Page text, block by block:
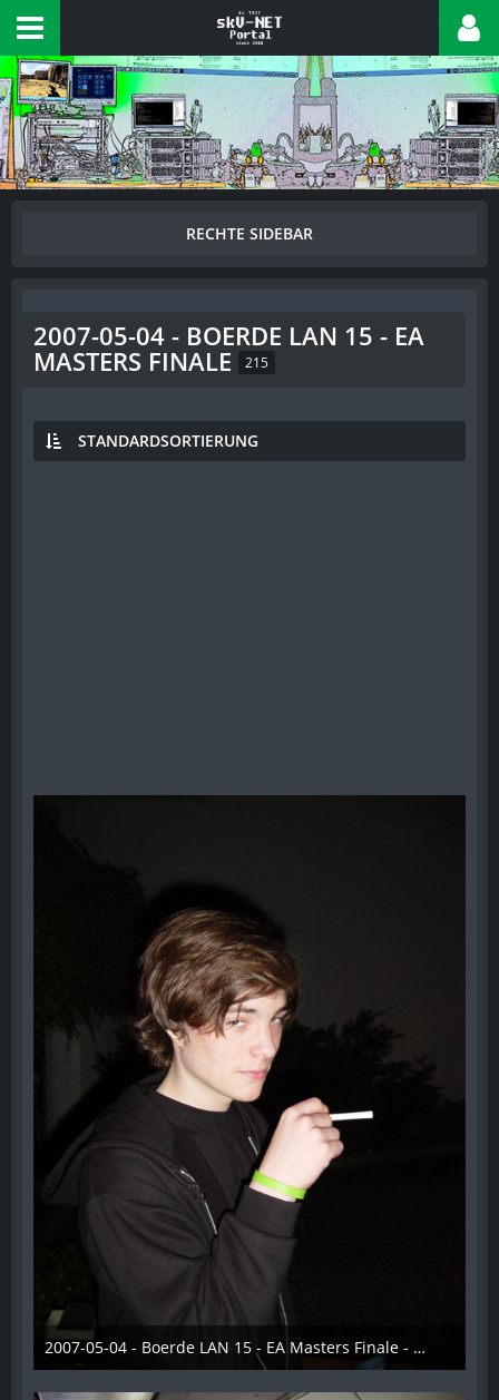
2007-05-04 - BOERDE LAN 15 - EA
MASTERS FINALE 215
STANDARDSORTIERUNG
2007-05-04 - Boerde LAN 15 - EA Masters Finale - 001
28. Dezember 2012